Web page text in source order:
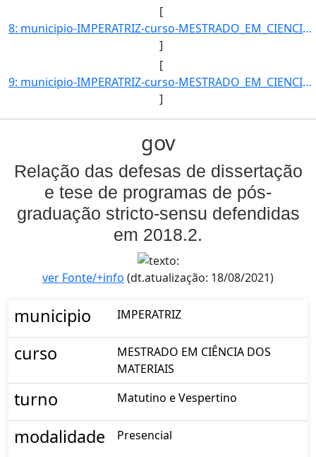
[
8: municipio-IMPERATRIZ-curso-MESTRADO_EM_CIENCIA_DOS_MATERIAIS-turno-Matutino_e_Vespertino-modalidade-]
]
[
9: municipio-IMPERATRIZ-curso-MESTRADO_EM_CIENCIA_DOS_MATERIAIS-turno-Matutino_e_Vespertino-modalidade-]
]
gov
Relação das defesas de dissertação
e tese de programas de pós-
graduação stricto-sensu defendidas
em 2018.2.
ver Fonte/+info (dt.atualização: 18/08/2021)
municipio IMPERATRIZ
curso
MESTRADO EM CIÊNCIA DOS
MATERIAIS
turno Matutino e Vespertino
modalidade Presencial